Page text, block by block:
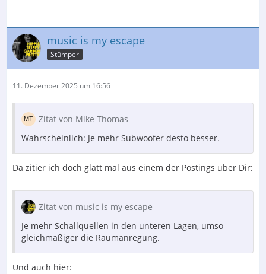
music is my escape
Stümper
11. Dezember 2025 um 16:56
Zitat von Mike Thomas
Wahrscheinlich: Je mehr Subwoofer desto besser.
Da zitier ich doch glatt mal aus einem der Postings über Dir:
Zitat von music is my escape
Je mehr Schallquellen in den unteren Lagen, umso
gleichmäßiger die Raumanregung.
Und auch hier: